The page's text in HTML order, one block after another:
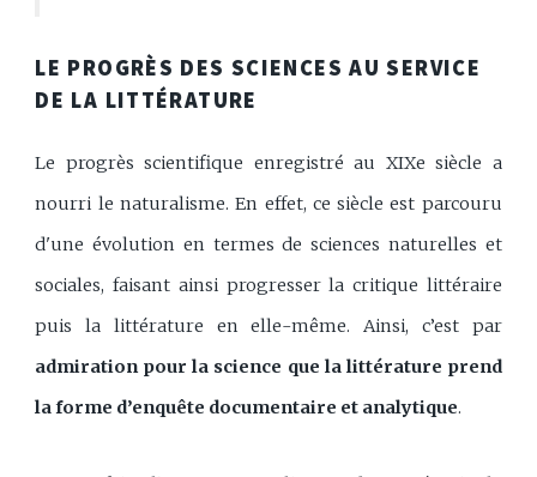
LE PROGRÈS DES SCIENCES AU SERVICE
DE LA LITTÉRATURE
Le progrès scientifique enregistré au XIXe siècle a
nourri le naturalisme. En effet, ce siècle est parcouru
d'une évolution en termes de sciences naturelles et
sociales, faisant ainsi progresser la critique littéraire
puis la littérature en elle-même. Ainsi, c’est par
admiration pour la science que la littérature prend
la forme d’enquête documentaire et analytique.